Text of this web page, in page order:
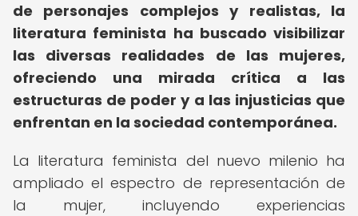
de personajes complejos y realistas, la
literatura feminista ha buscado visibilizar
las diversas realidades de las mujeres,
ofreciendo una mirada crítica a las
estructuras de poder y a las injusticias que
enfrentan en la sociedad contemporánea.
La literatura feminista del nuevo milenio ha
ampliado el espectro de representación de
la mujer, incluyendo experiencias